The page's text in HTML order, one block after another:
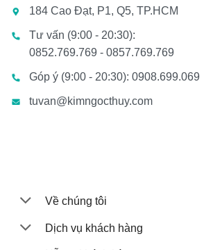
184 Cao Đạt, P1, Q5, TP.HCM
Tư vấn (9:00 - 20:30):
0852.769.769 - 0857.769.769
Góp ý (9:00 - 20:30): 0908.699.069
tuvan@kimngocthuy.com
Về chúng tôi
Dịch vụ khách hàng